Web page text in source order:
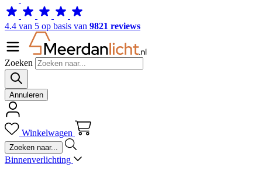
4.4 van 5 op basis van 9821 reviews
Zoeken
Annuleren
Winkelwagen
Binnenverlichting